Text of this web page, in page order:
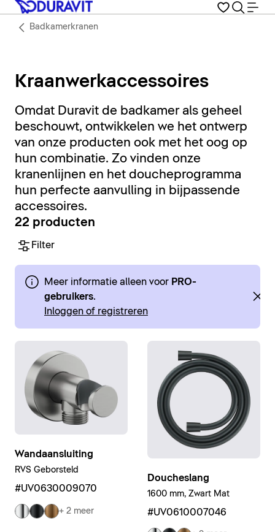
Badkamerkranen
Kraanwerkaccessoires
Omdat Duravit de badkamer als geheel
beschouwt, ontwikkelen we het ontwerp
van onze producten ook met het oog op
hun combinatie. Zo vinden onze
kranenlijnen en het doucheprogramma
hun perfecte aanvulling in bijpassende
accessoires.
22 producten
Filter
Meer informatie alleen voor PRO-
gebruikers.
Inloggen of registreren
Wandaansluiting
RVS Geborsteld
#UV0630009070
+ 2 meer
Doucheslang
1600 mm, Zwart Mat
#UV0610007046